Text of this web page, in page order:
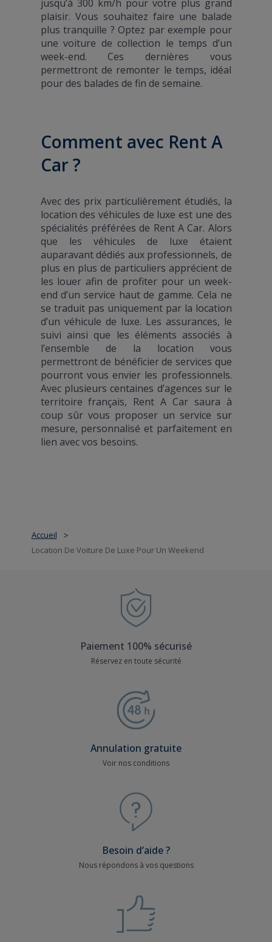
Accueil >
Location De Voiture De Luxe Pour Un Weekend
jusqu’à 300 km/h pour votre plus grand
plaisir. Vous souhaitez faire une balade
plus tranquille ? Optez par exemple pour
une voiture de collection le temps d’un
week-end. Ces dernières vous
permettront de remonter le temps, idéal
pour des balades de fin de semaine.
Comment avec Rent A
Car ?
Avec des prix particulièrement étudiés, la
location des véhicules de luxe est une des
spécialités préférées de Rent A Car. Alors
que les véhicules de luxe étaient
auparavant dédiés aux professionnels, de
plus en plus de particuliers apprécient de
les louer afin de profiter pour un week-
end d’un service haut de gamme. Cela ne
se traduit pas uniquement par la location
d’un véhicule de luxe. Les assurances, le
suivi ainsi que les éléments associés à
l’ensemble de la location vous
permettront de bénéficier de services que
pourront vous envier les professionnels.
Avec plusieurs centaines d’agences sur le
territoire français, Rent A Car saura à
coup sûr vous proposer un service sur
mesure, personnalisé et parfaitement en
lien avec vos besoins.
Paiement 100% sécurisé
Réservez en toute sécurité
Annulation gratuite
Voir nos conditions
Besoin d’aide ?
Nous répondons à vos questions